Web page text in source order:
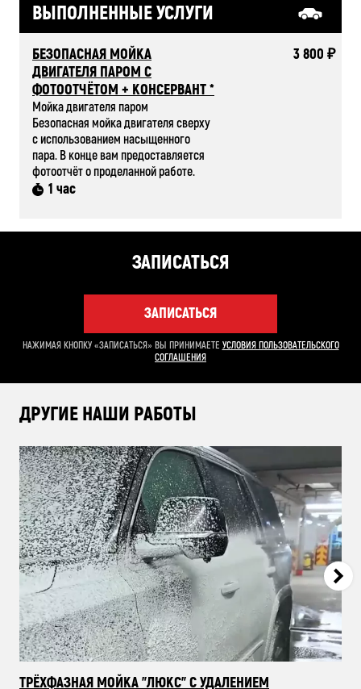
ВЫПОЛНЕННЫЕ УСЛУГИ
БЕЗОПАСНАЯ МОЙКА
ДВИГАТЕЛЯ ПАРОМ С
ФОТООТЧЁТОМ + КОНСЕРВАНТ *
Мойка двигателя паром
Безопасная мойка двигателя сверху
с использованием насыщенного
пара. В конце вам предоставляется
фотоотчёт о проделанной работе.
1 час
3 800 ₽
ЗАПИСАТЬСЯ
ЗАПИСАТЬСЯ
НАЖИМАЯ КНОПКУ «ЗАПИСАТЬСЯ» ВЫ ПРИНИМАЕТЕ УСЛОВИЯ ПОЛЬЗОВАТЕЛЬСКОГО
СОГЛАШЕНИЯ
ДРУГИЕ НАШИ РАБОТЫ
ТРЁХФАЗНАЯ МОЙКА "ЛЮКС" С УДАЛЕНИЕМ